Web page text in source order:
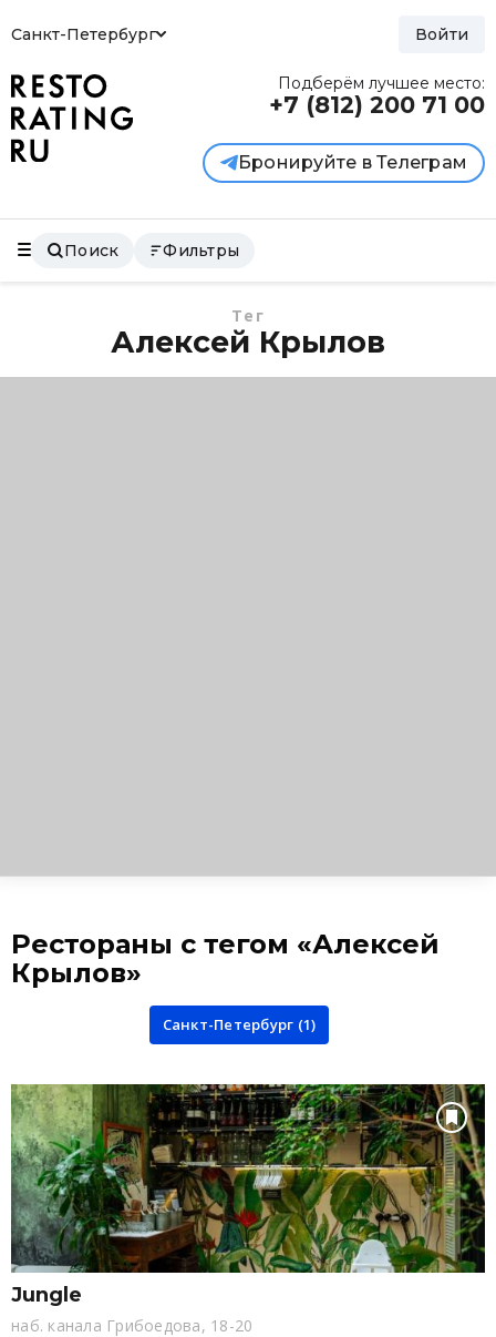
Санкт-Петербург Войти
Подберём лучшее место:
+7 (812) 200 71 00
Бронируйте в Телеграм
Поиск Фильтры
Тег
Алексей Крылов
Рестораны с тегом «Алексей
Крылов»
Санкт-Петербург (1)
Jungle
наб. канала Грибоедова, 18-20